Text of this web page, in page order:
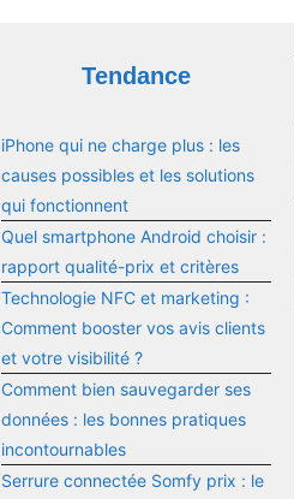
Tendance
iPhone qui ne charge plus : les
causes possibles et les solutions
qui fonctionnent
Quel smartphone Android choisir :
rapport qualité-prix et critères
Technologie NFC et marketing :
Comment booster vos avis clients
et votre visibilité ?
Comment bien sauvegarder ses
données : les bonnes pratiques
incontournables
Serrure connectée Somfy prix : le